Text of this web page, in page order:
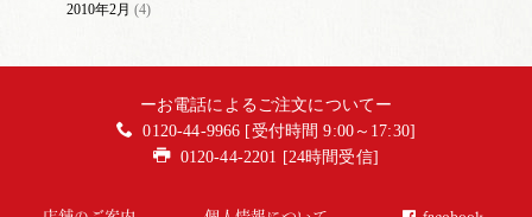
2010年2月 (4)
ーお電話によるご注文についてー
0120-44-9966 [受付時間 9:00～17:30]
0120-44-2201 [24時間受信]